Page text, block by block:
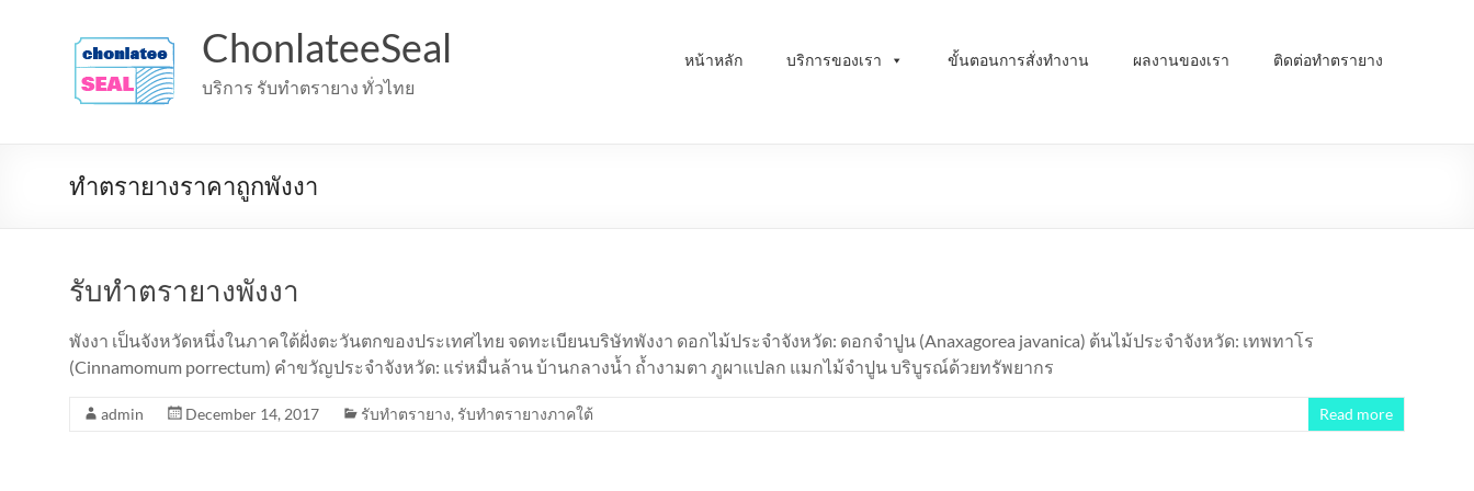
ChonlateeSeal
บริการ รับทำตรายาง ทั่วไทย
หน้าหลัก บริการของเรา ขั้นตอนการสั่งทำงาน ผลงานของเรา ติดต่อทำตรายาง
ทำตรายางราคาถูกพังงา
รับทำตรายางพังงา
พังงา เป็นจังหวัดหนึ่งในภาคใต้ฝั่งตะวันตกของประเทศไทย จดทะเบียนบริษัทพังงา ดอกไม้ประจำจังหวัด: ดอกจำปูน (Anaxagorea javanica) ต้นไม้ประจำจังหวัด: เทพทาโร
(Cinnamomum porrectum) คำขวัญประจำจังหวัด: แร่หมื่นล้าน บ้านกลางน้ำ ถ้ำงามตา ภูผาแปลก แมกไม้จำปูน บริบูรณ์ด้วยทรัพยากร
admin December 14, 2017 รับทำตรายาง, รับทำตรายางภาคใต้ Read more